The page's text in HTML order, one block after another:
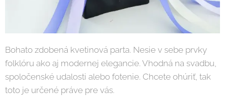
Bohato zdobená kvetinová parta. Nesie v sebe prvky
folklóru ako aj modernej elegancie. Vhodná na svadbu,
spoločenské udalosti alebo fotenie. Chcete ohúriť, tak
toto je určené práve pre vás.